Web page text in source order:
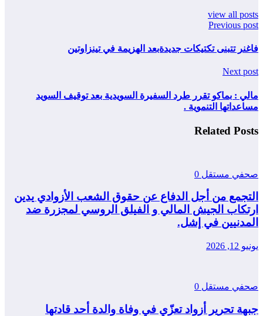
view all posts
Previous post
فاغنر تتبنى تكتيكات جديدةبعد الهزيمة في تينزاوتين
Next post
مالي : بماكو تقرر طرد السفيرة السويدية بعد توقيف السويد
مساعداتها التنموية .
Related Posts
صحفي مستقل 0
التجمع من أجل الدفاع عن حقوق الشعب الأزوادي يدين
ارتكاب الجيش المالي و الفيلق الروسي لمجزرة ضد
المدنيين في إشل.
يونيو 12, 2026
صحفي مستقل 0
جبهة تحرير أزواد تعزّي في وفاة والدة أحد قادتها